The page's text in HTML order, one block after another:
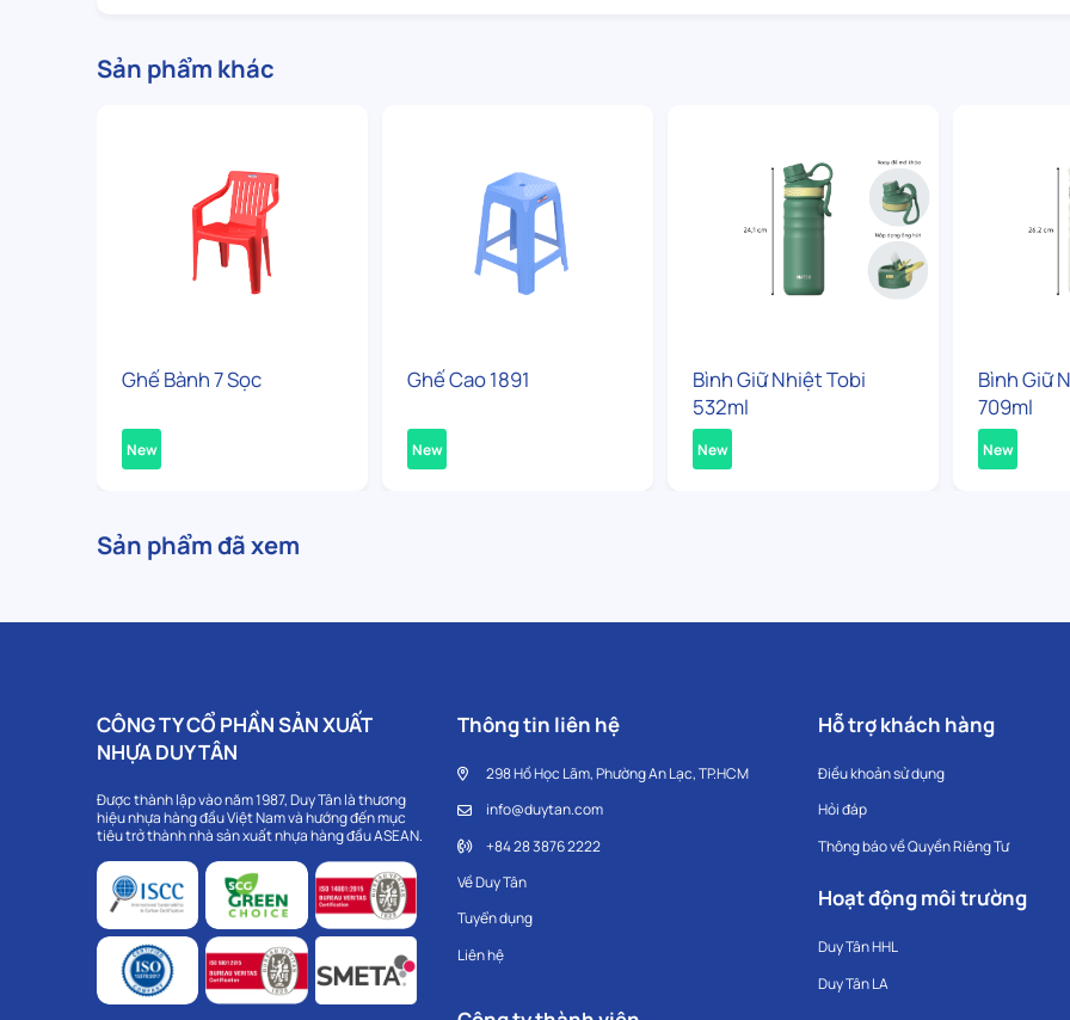
Sản phẩm khác
Ghế Bành 7 Sọc
New
Ghế Cao 1891
New
Bình Giữ Nhiệt Tobi
532ml
New
Bình Giữ
709ml
New
Sản phẩm đã xem
CÔNG TY CỔ PHẦN SẢN XUẤT
NHỰA DUY TÂN
Được thành lập vào năm 1987, Duy Tân là thương
hiệu nhựa hàng đầu Việt Nam và hướng đến mục
tiêu trở thành nhà sản xuất nhựa hàng đầu ASEAN.
Thông tin liên hệ
298 Hồ Học Lãm, Phường An Lạc, TP.HCM
info@duytan.com
+84 28 3876 2222
Về Duy Tân
Tuyển dụng
Liên hệ
Hỗ trợ khách hàng
Điều khoản sử dụng
Hỏi đáp
Thông báo về Quyền Riêng Tư
Hoạt động môi trường
Duy Tân HHL
Duy Tân LA